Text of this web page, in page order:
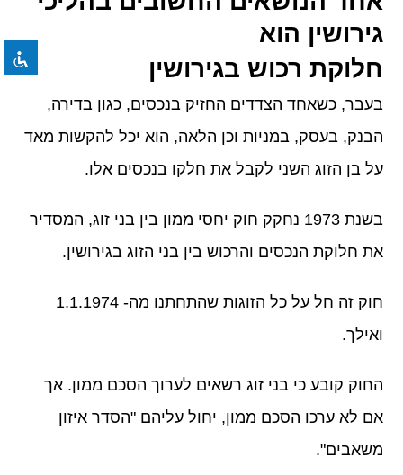
format_underlined הוסף קו תחתון לקישורים
font_download סמן קישורים
לאפס את כל האפשרויות
cached
גירושין הוא
חלוקת רכוש בגירושין
בעבר, כשאחד הצדדים החזיק בנכסים, כגון בדירה,
הבנק, בעסק, במניות וכן הלאה, הוא יכל להקשות מאד
על בן הזוג השני לקבל את חלקו בנכסים אלו.
בשנת 1973 נחקק חוק יחסי ממון בין בני זוג, המסדיר
את חלוקת הנכסים והרכוש בין בני הזוג בגירושין.
חוק זה חל על כל הזוגות שהתחתנו מה- 1.1.1974
ואילך.
החוק קובע כי בני זוג רשאים לערוך הסכם ממון. אך
אם לא ערכו הסכם ממון, יחול עליהם "הסדר איזון
משאבים".